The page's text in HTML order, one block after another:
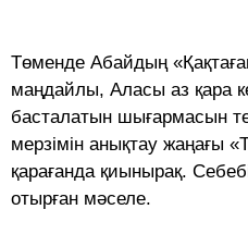
Төменде Абайдың
маңдайлы, Аласы аз қара
басталатын шығармасын
мерзімін анықтау жаңағы
қарағанда қиынырақ.
отырған мәселе.